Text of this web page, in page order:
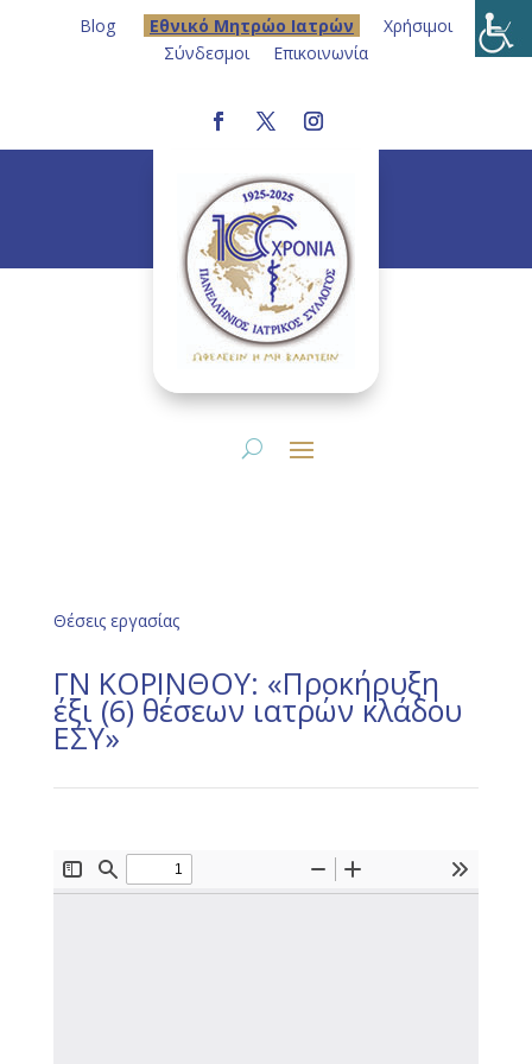
Blog Eθνικό Μητρώο Ιατρών
Χρήσιμοι
Σύνδεσμοι
Επικοινωνία
Θέσεις εργασίας
ΓΝ ΚΟΡΙΝΘΟΥ: «Προκήρυξη
έξι (6) θέσεων ιατρών κλάδου
ΕΣΥ»